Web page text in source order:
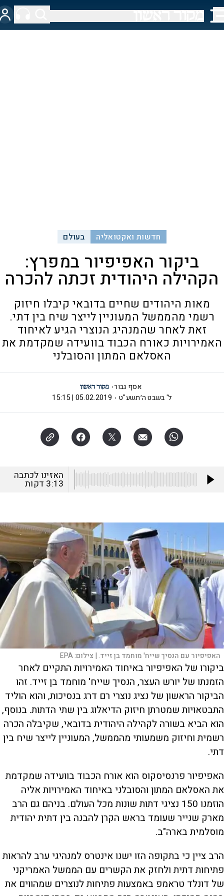
חדשות ואקטואליה בעולם
ביקור האפיפיור במפרץ:
הקהילה היהודית זכתה להכרה
מאות היהודים שחיים בדובאי קיבלו חיזוק
רשמי מהממשל המעוניין לייצר שיח בין דתי.
זאת לאחר שהמנהיג הנוצרי הגיע לאיחוד
האמירויות כאורח הכבוד בוועידה שמקדמת את
האסלאם המתון והסובלני
אסף גבור
ל' בשבט ה׳תשע"ט
05.02.2019 | 15:15
האזינו לכתבה
3:13 דקות
האפיפיור עם הנסיך שייח' מוחמד בן זייד. | צילום:EPA
ביקורו של האפיפיור באיחוד האמירויות התקיים לאחר
הזמנתו של יורש העצר, הנסיך שייח' מוחמד בן זייד. זהו
הביקור הראשון של נציג נוצרי רם דרג בנסיכות, והוא הוליד
התבטאויות שמטרתן חיזוק הדיאלוג בין שתי הדתות. בנוסף,
הוא הביא בשורה לקהילה היהודית בדובאי, שקיבלה הכרה
רשמית וחיזוק משמעותי מהממשל, המעוניין לייצר שיח בין
דתי.
האפיפיור פרנסיסקוס הוא אורח הכבוד בוועידה שמקדמת
את האסלאם המתון והסובלני באיחוד האמירויות אליה
הוזמנו 150 נציגי דתות שונות מכל העולם. בניהם גם הרב
מארק שנייר שעומד בראש הקרן להבנה בין דתית יהודית
מוסלמית בארה"ב.
הרב ציין כי בתקופה הזו ישנו אינטרס למנהיגי ערב להראות
פתיחות דתית ולחזק את הקשרים עם הממשל האמריקני
של דונלד טראמפ באמצעות פתיחות לנוצרים שמהווים את